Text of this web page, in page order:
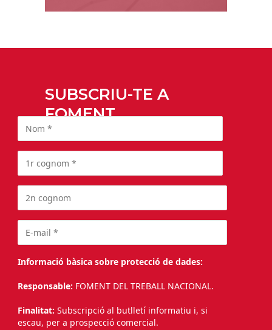
SUBSCRIU-TE A
FOMENT
Informació bàsica sobre protecció de dades:
Responsable: FOMENT DEL TREBALL NACIONAL.
Finalitat: Subscripció al butlletí informatiu i, si
escau, per a prospecció comercial.